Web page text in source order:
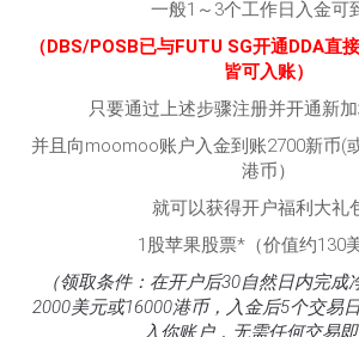
一般1～3个工作日入金可
（DBS/POSB已与FUTU SG开通DDA直
皆可入账）
只要通过上述步骤注册并开通新
并且向moomoo账户入金到账2700新币(
港币）
就可以获得开户福利大礼
1股苹果股票*（价值约130美
（领取条件：在开户后30自然日内完成
2000美元或16000港币，入金后5个交易
入你账户，无需任何交易即